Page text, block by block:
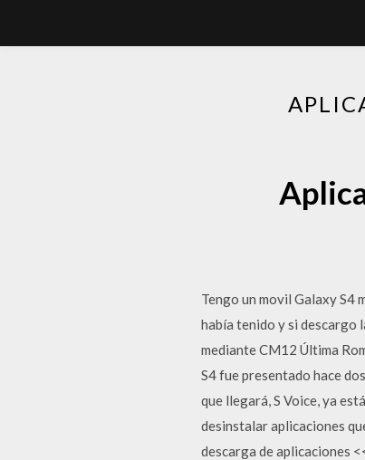
Tengo un movil Galaxy S4
había tenido y si descargo
mediante CM12 Última
S4 fue presentado hace
que llegará, S Voice, ya
desinstalar aplicaciones
descarga de aplicaciones